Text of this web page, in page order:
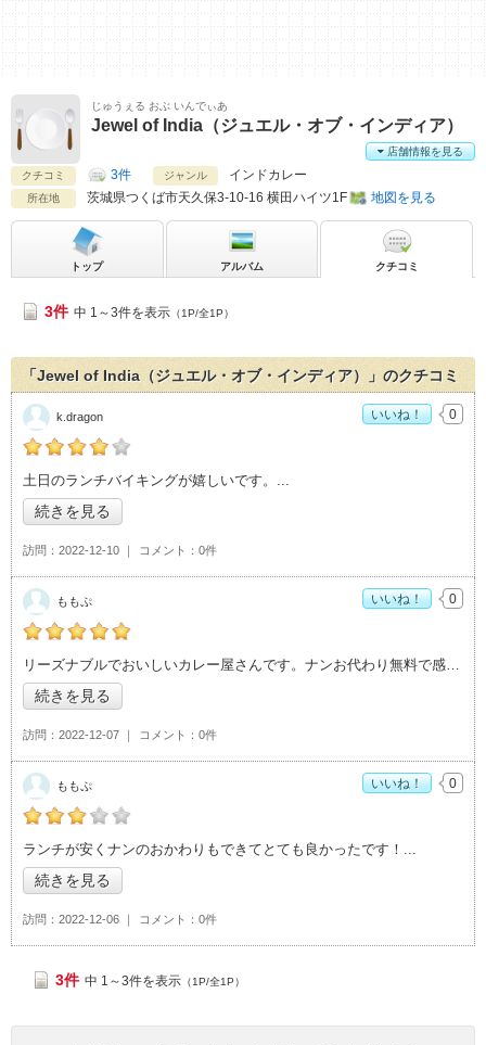
じゅうぇる おぶ いんでぃあ
Jewel of India（ジュエル・オブ・インディア）
クチコミ 3件 ジャンル インドカレー
所在地 茨城県つくば市天久保3-10-16 横田ハイツ1F 地図を見る
店舗情報を見る
トップ アルバム クチコミ
3件 中 1～3件を表示 （1P/全1P）
「Jewel of India（ジュエル・オブ・インディア）」のクチコミ
k.dragonの「Jewel of India（ジュエル・オブ・インディア）
>」おすすめ度：
土日のランチバイキングが嬉しいです。
続きを見る
訪問 2022-12-10 コメント 0件
k.dragon いいね！ 0
ももぷの「Jewel of India（ジュエル・オブ・インディア）>」
おすすめ度：5
リーズナブルでおいしいカレー屋さんです。ナンお代わり無料で感動しました。コスパ良
続きを見る
訪問 2022-12-07 コメント 0件
ももぷ いいね！ 0
ももぷの「Jewel of India（ジュエル・オブ・インディア）>」
おすすめ度：3
ランチが安くナンのおかわりもできてとても良かったです！
続きを見る
訪問 2022-12-06 コメント 0件
ももぷ いいね！ 0
3件 中 1～3件を表示 （1P/全1P）